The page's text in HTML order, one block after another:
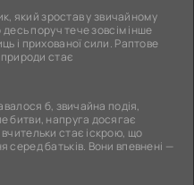
який зростав у звичайному
поруч тече зовсім інше
і прихованої сили. Раптове
природи стає
б, звичайна подія,
битви, напруга досягає
стає іскрою, що
батьків. Вони впевнені —